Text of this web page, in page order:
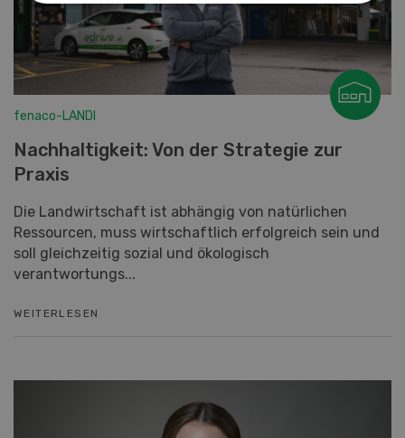
fenaco-LANDI
Nachhaltigkeit: Von der Strategie zur
Praxis
Die Landwirtschaft ist abhängig von natürlichen
Ressourcen, muss wirtschaftlich erfolgreich sein und
soll gleichzeitig sozial und ökologisch
verantwortungs...